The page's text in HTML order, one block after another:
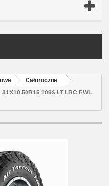
Całoroczne
109S LT LRC RWL